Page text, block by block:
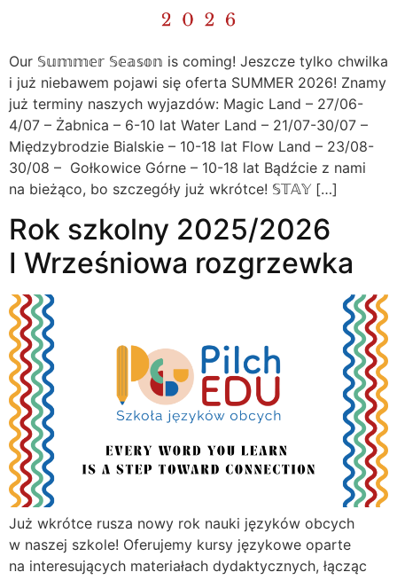
Our 𝕊𝕦𝕞𝕞𝕖𝕣 𝕊𝕖𝕒𝕤𝕠𝕟 is coming! Jeszcze tylko chwilka
i już niebawem pojawi się oferta SUMMER 2026! Znamy
już terminy naszych wyjazdów: Magic Land – 27/06-
4/07 – Żabnica – 6-10 lat Water Land – 21/07-30/07 –
Międzybrodzie Bialskie – 10-18 lat Flow Land – 23/08-
30/08 – Gołkowice Górne – 10-18 lat Bądźcie z nami
na bieżąco, bo szczegóły już wkrótce! 𝕊𝕋𝔸𝕐 […]
Rok szkolny 2025/2026
I Wrześniowa rozgrzewka
Już wkrótce rusza nowy rok nauki języków obcych
w naszej szkole! Oferujemy kursy językowe oparte
na interesujących materiałach dydaktycznych, łącząc